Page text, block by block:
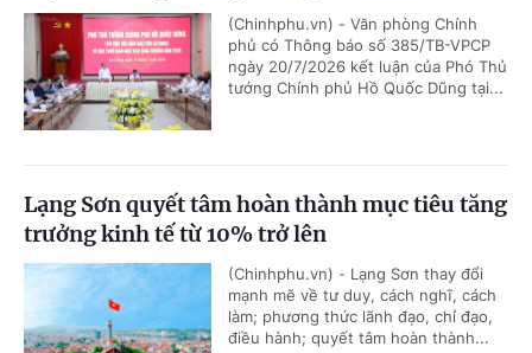
(Chinhphu.vn) - Văn phòng Chính
phủ có Thông báo số 385/TB-VPCP
ngày 20/7/2026 kết luận của Phó Thủ
tướng Chính phủ Hồ Quốc Dũng tại...
Lạng Sơn quyết tâm hoàn thành mục tiêu tăng
trưởng kinh tế từ 10% trở lên
(Chinhphu.vn) - Lạng Sơn thay đổi
mạnh mẽ về tư duy, cách nghĩ, cách
làm; phương thức lãnh đạo, chỉ đạo,
điều hành; quyết tâm hoàn thành...